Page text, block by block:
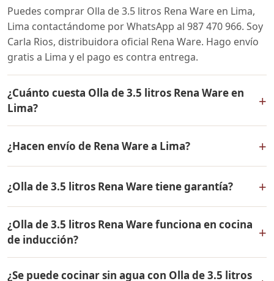
Puedes comprar Olla de 3.5 litros Rena Ware en Lima,
Lima contactándome por WhatsApp al 987 470 966. Soy
Carla Rios, distribuidora oficial Rena Ware. Hago envío
gratis a Lima y el pago es contra entrega.
¿Cuánto cuesta Olla de 3.5 litros Rena Ware en
Lima?
+
todo el Perú. Contáctame por WhatsApp para conocer
el precio actual, promociones disponibles y facilidades
de pago en cuotas desde el 10% de inicial.
¿Hacen envío de Rena Ware a Lima? +
a Lima, Lima y a todo el Perú. El pago es contra entrega.
¿Olla de 3.5 litros Rena Ware tiene garantía? +
vida contra defectos de fabricación. Todos los
productos Rena Ware están fabricados en acero
inoxidable quirúrgico 18/10 de la más alta calidad.
¿Olla de 3.5 litros Rena Ware funciona en cocina
de inducción?
+
¿Se puede cocinar sin agua con Olla de 3.5 litros